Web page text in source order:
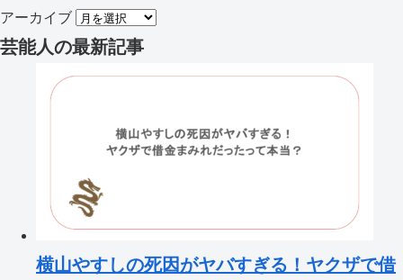
アーカイブ
芸能人の最新記事
横山やすしの死因がヤバすぎる！ヤクザで借